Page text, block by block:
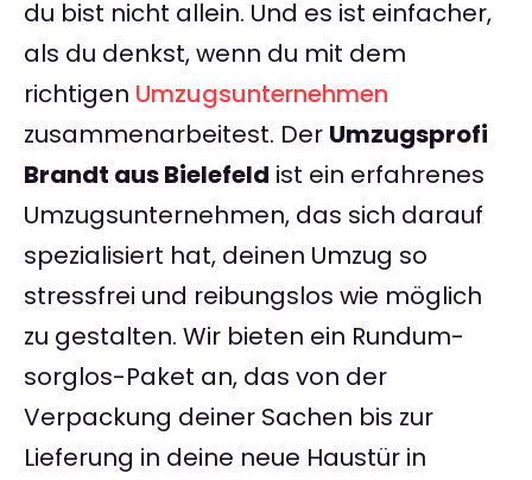
du bist nicht allein. Und es ist einfacher,
als du denkst, wenn du mit dem
richtigen Umzugsunternehmen
zusammenarbeitest. Der Umzugsprofi
Brandt aus Bielefeld ist ein erfahrenes
Umzugsunternehmen, das sich darauf
spezialisiert hat, deinen Umzug so
stressfrei und reibungslos wie möglich
zu gestalten. Wir bieten ein Rundum-
sorglos-Paket an, das von der
Verpackung deiner Sachen bis zur
Lieferung in deine neue Haustür in